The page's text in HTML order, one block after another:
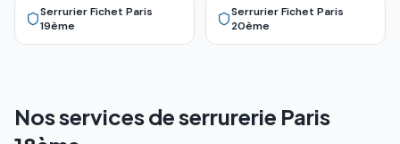
Serrurier Fichet Paris
19ème
Serrurier Fichet Paris
20ème
Nos services de serrurerie Paris